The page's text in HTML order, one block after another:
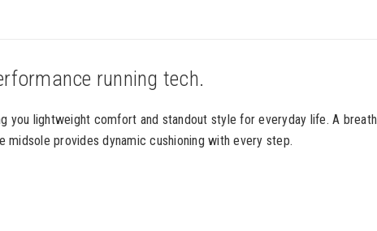
running tech.
you lightweight comfort and standout style for everyday life. A
midsole provides dynamic cushioning with every step.